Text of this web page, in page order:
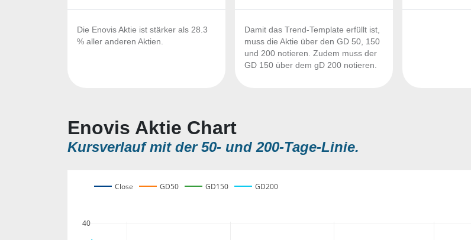
Die Enovis Aktie ist stärker als 28.3
% aller anderen Aktien.
Damit das Trend-Template erfüllt ist,
muss die Aktie über den GD 50, 150
und 200 notieren. Zudem muss der
GD 150 über dem gD 200 notieren.
Enovis Aktie Chart
Kursverlauf mit der 50- und 200-Tage-Linie.
40
Close GD50 GD150 GD200